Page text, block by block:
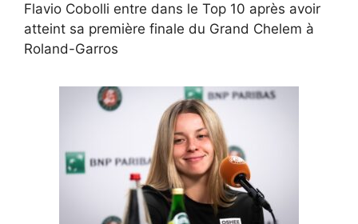
Flavio Cobolli entre dans le Top 10 après avoir
atteint sa première finale du Grand Chelem à
Roland-Garros